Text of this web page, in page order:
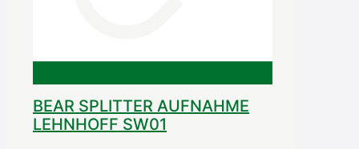
BEAR SPLITTER AUFNAHME
LEHNHOFF SW01